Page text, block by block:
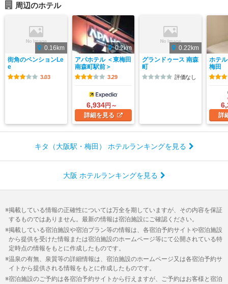
周辺のホテル
0.16km
街角のペンションLe
e
3.03
0.2km
アパホテル ＜東梅田
南森町駅前＞
3.29
6,934円～
詳細を見る
0.22km
グランドゥース 南森
町
評価なし
ホテ
梅田
詳
キタ（大阪駅・梅田） ホテルランキングを見る
大阪 ホテルランキングを見る
掲載している情報の正確性については万全を期していますが、その内容を保証
するものではありません。最新の情報は宿泊施設にご確認ください。
掲載している宿泊施設や宿泊プラン等の情報は、各宿泊予約サイトや宿泊施設
から提供を受けた情報または宿泊施設のホームページ等にて公開されている特
定時点の情報をもとに作成したものです。
温泉の有無、泉質等の詳細情報は、宿泊施設のホームページ又は各宿泊予約サ
イトから提供される情報をもとに作成したものです。
宿泊施設のご予約は各宿泊予約サイトから行えますが、ご予約はお客様と宿泊